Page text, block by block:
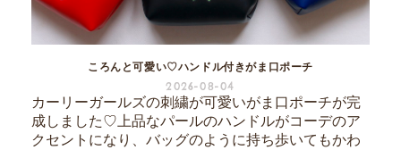
ころんと可愛い♡ハンドル付きがま口ポーチ
2026-08-04
カーリーガールズの刺繍が可愛いがま口ポーチが完
成しました♡上品なパールのハンドルがコーデのア
クセントになり、バッグのように持ち歩いてもかわ